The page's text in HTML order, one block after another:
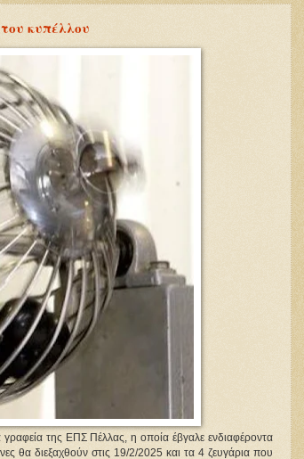
κυπέλλου
της ΕΠΣ Πέλλας, η οποία έβγαλε ενδιαφέροντα
θα διεξαχθούν στις 19/2/2025 και τα 4 ζευγάρια που